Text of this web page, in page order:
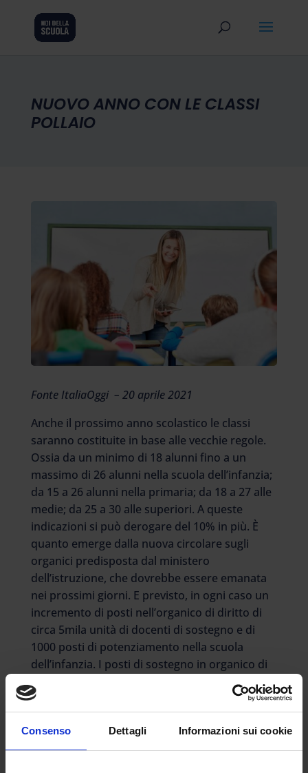
Consenso Dettagli Informazioni sui cookie
NUOVO ANNO CON LE CLASSI
POLLAIO
Fonte ItaliaOggi – 20 aprile 2021
Anche il prossimo anno scolastico le classi
saranno costituite in base alle vecchie regole.
Ossia da un minimo di 18 alunni fino a un
massimo di 26 alunni nella scuola dell’infanzia;
da 15 a 26 alunni nella primaria; da 18 a 27 alle
medie; da 25 a 30 alle superiori. A queste
indicazioni si può derogare del 10% in più. È
quanto emerge dalla nuova circolare sugli
organici predisposta dal ministero
dell’istruzione, che dovrebbe essere emanata
nei prossimi giorni. E previsto, in ogni caso un
incremento di posti nell’organico di diritto di
circa 5mila unità di docenti di sostegno e di
1000 posti di potenziamento nella scuola
dell’infanzia. I posti di sostegno in organico di
diritto al 1° settembre saranno 106.179 e i
posti di potenziamento, complessivamente e
per tutti gli ordini e gradi di scuola, si
attesteranno nell’ordine di 50.502 unità. (…). Ai
dirigenti scolastici viene raccomandato di